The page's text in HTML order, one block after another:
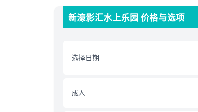
包含项
儿童成人政策
新濠影汇水上乐园 价格与选项
选择日期
成人